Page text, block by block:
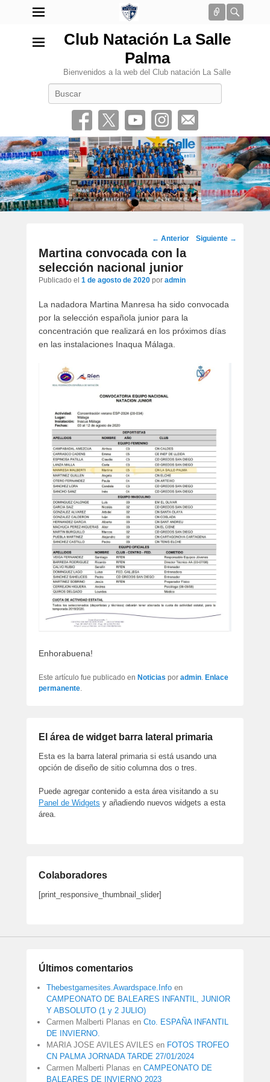
Conectar
Club Natación La Salle
Palma
Bienvenidos a la web del Club natación La Salle
•
Navegación
por
los
artículos
← Anterior Siguiente →
Martina convocada con la
selección nacional junior
Publicado el 1 de agosto de 2020 por admin
La nadadora Martina Manresa ha sido convocada
por la selección española junior para la
concentración que realizará en los próximos días
en las instalaciones Inaqua Málaga.
Enhorabuena!
Este artículo fue publicado en Noticias por admin Enlace
permanente
El área de widget barra lateral primaria
Esta es la barra lateral primaria si está usando una
opción de diseño de sitio columna dos o tres.
Puede agregar contenido a esta área visitando a su
Panel de Widgets y añadiendo nuevos widgets a esta
área.
Colaboradores
[print_responsive_thumbnail_slider]
Últimos comentarios
Thebestgamesites.Awardspace.Info en
CAMPEONATO DE BALEARES INFANTIL, JUNIOR
Y ABSOLUTO (1 y 2 JULIO)
Carmen Malberti Planas en Cto. ESPAÑA INFANTIL
DE INVIERNO.
MARIA JOSE AVILES AVILES en FOTOS TROFEO
CN PALMA JORNADA TARDE 27/01/2024
Carmen Malberti Planas en CAMPEONATO DE
BALEARES DE INVIERNO 2023